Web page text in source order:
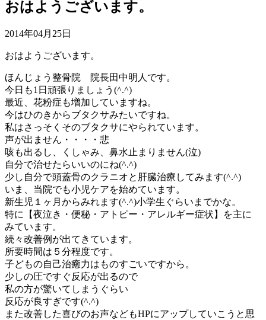
おはようございます。
2014年04月25日
おはようございます。
ほんじょう整骨院 院長田中明人です。
今日も1日頑張りましょう(^.^)
最近、花粉症も増加していますね。
今はひのきからブタクサみたいですね。
私はさっそくそのブタクサにやられています。
声が出ません・・・・悲
咳も出るし、くしゃみ、鼻水止まりません(泣)
自分で治せたらいいのにね(^.^)
少し自分で頭蓋骨のクラニオと肝臓治療してみます(^.^)
いま、当院でも小児ケアを始めています。
新生児１ヶ月からみれます(^.^)小学生ぐらいまでかな。
特に【夜泣き・便秘・アトピー・アレルギー症状】を主に
みています。
続々改善例が出てきています。
所要時間は５分程度です。
子どもの自己治癒力はものすごいですから。
少しの圧ですぐ反応が出るので
私の方が驚いてしまうぐらい
反応が良すぎです(^.^)
また改善した喜びのお声などもHPにアップしていこうと思